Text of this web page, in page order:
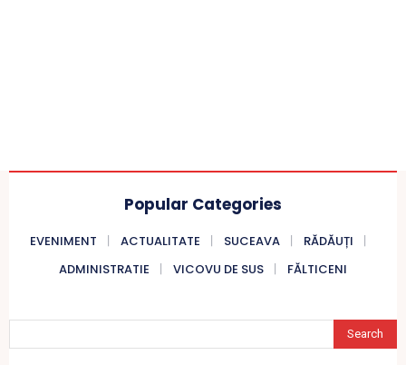
Popular Categories
EVENIMENT ACTUALITATE SUCEAVA
RĂDĂUȚI
ADMINISTRATIE
VICOVU DE SUS FĂLTICENI
Search